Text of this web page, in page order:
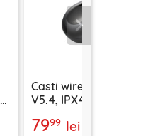
Casti wireless
V5.4, IPX4, Mcdodo,
7999 lei